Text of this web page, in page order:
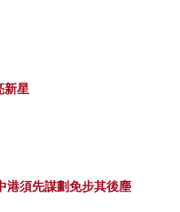
新星
港須先謀劃免步其後塵